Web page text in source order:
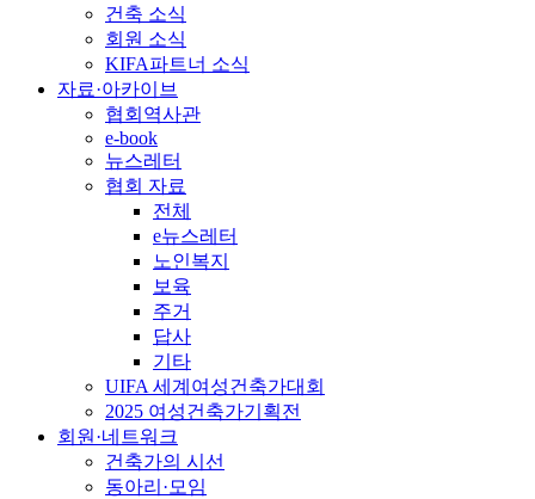
건축 소식
회원 소식
KIFA파트너 소식
자료·아카이브
협회역사관
e-book
뉴스레터
협회 자료
전체
e뉴스레터
노인복지
보육
주거
답사
기타
UIFA 세계여성건축가대회
2025 여성건축가기획전
회원·네트워크
건축가의 시선
동아리·모임